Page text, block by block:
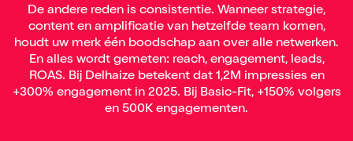
De andere reden is consistentie. Wanneer strategie,
content en amplificatie van hetzelfde team komen,
houdt uw merk één boodschap aan over alle netwerken.
En alles wordt gemeten: reach, engagement, leads,
ROAS. Bij Delhaize betekent dat 1,2M impressies en
+300% engagement in 2025. Bij Basic-Fit, +150% volgers
en 500K engagementen.